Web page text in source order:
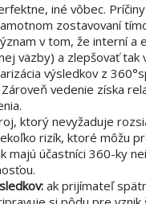
iné vôbec.
zostavovaní
v tom, že interní
väzby) a zlepšovať tak
výsledkov z
vedenie získa
ktorý nevyžaduje
rizík, ktoré môžu
majú účastníci 360-ky
ak prijímateľ